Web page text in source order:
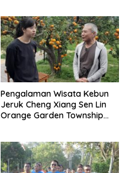
Pengalaman Wisata Kebun
Jeruk Cheng Xiang Sen Lin
Orange Garden Township